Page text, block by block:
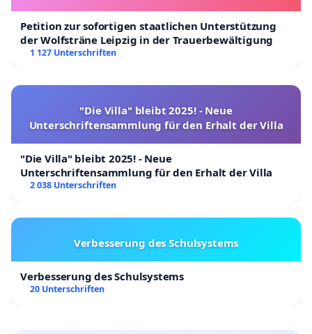
Petition zur sofortigen staatlichen Unterstützung
der Wolfsträne Leipzig in der Trauerbewältigung
1 127 Unterschriften
"Die Villa" bleibt 2025! - Neue
Unterschriftensammlung für den Erhalt der Villa
"Die Villa" bleibt 2025! - Neue
Unterschriftensammlung für den Erhalt der Villa
2 038 Unterschriften
Verbesserung des Schulsystems
Verbesserung des Schulsystems
20 Unterschriften